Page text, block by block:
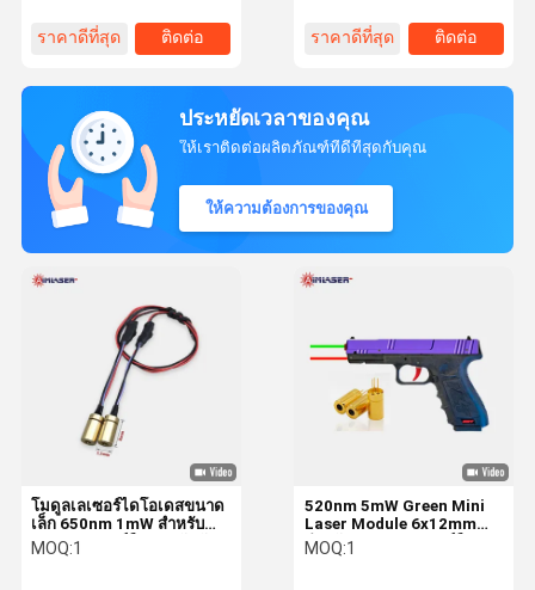
ราคาดีที่สุด ติดต่อ ราคาดีที่สุด ติดต่อ
ประหยัดเวลาของคุณ
ให้เราติดต่อผลิตภัณฑ์ที่ดีที่สุดกับคุณ
ให้ความต้องการของคุณ
520nm 5mW Green Mini
Laser Module 6x12mm
สําหรับการมองเลเซอร์ปืน
MOQ:1
โมดูลเลเซอร์ไดโอเดสขนาด
เล็ก 650nm 1mW สําหรับ
สายตาเลเซอร์ปืนและจับหัว
เลเซอร์ขนาดเล็ก
MOQ:1